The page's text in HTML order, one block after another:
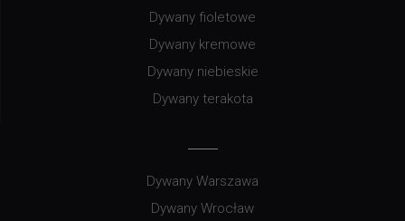
Dywany fioletowe
Dywany kremowe
Dywany niebieskie
Dywany terakota
Dywany Warszawa
Dywany Wrocław